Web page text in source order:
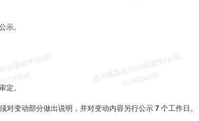
示。
定。
对变动部分做出说明，并对变动内容另行公示 7 个工作日。
北
洋
维
基
＆
2
0
2
6
级
新
生
Q
Q
群
1
0
2
8
2
2
6
8
3
8